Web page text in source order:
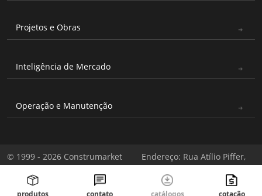
produtos contato catálogos cotação
Projetos e Obras
Inteligência de Mercado
Operação e Manutenção
© 1999 - 2026 Construmarket
Todos os direitos reservados
Política de Privacidade
Endereço: Rua Atílio Piffer,
571 - Casa Verde, São Paulo -
SP / CNPJ: 03.706.177/0001-